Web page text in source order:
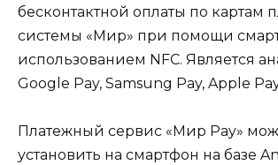
бесконтактной оплаты по картам
системы «Мир» при помощи
использованием NFC. Является
Google Pay, Samsung Pay, Apple
Платежный сервис «Мир Pay»
установить на смартфон на базе